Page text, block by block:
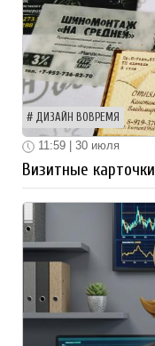
ДИЗАЙН ВОВРЕМЯ
11:59 | 30 июля
Визитные